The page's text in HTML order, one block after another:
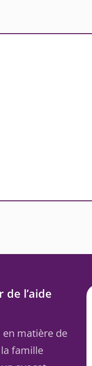
de l’aide
en matière de
famille